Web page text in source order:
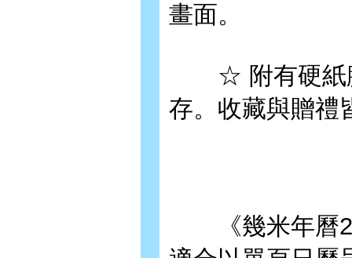
畫面。
☆ 附有硬紙腳
存。收藏與贈禮
《幾米年曆